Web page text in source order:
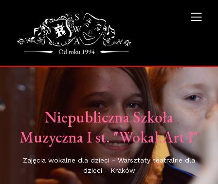
Niepubliczna Szkoła
Muzyczna I st. "Wokal.Art I"
Zajęcia wokalne dla dzieci - Warsztaty teatralne dla
dzieci - Kraków